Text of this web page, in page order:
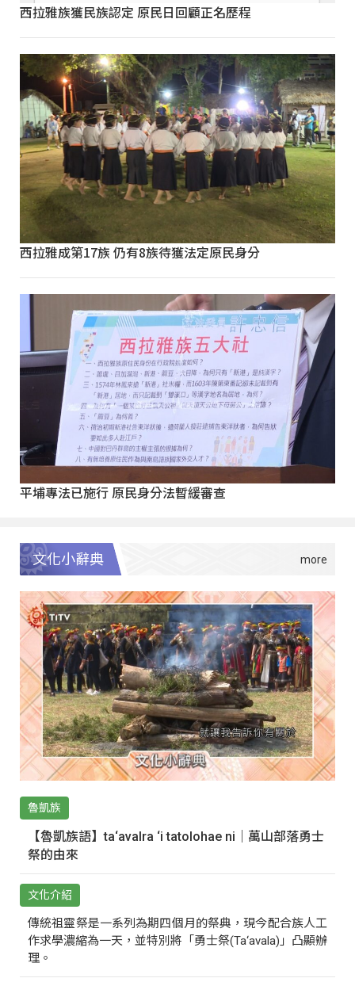
西拉雅族獲民族認定 原民日回顧正名歷程
西拉雅成第17族 仍有8族待獲法定原民身分
平埔專法已施行 原民身分法暫緩審查
文化小辭典
魯凱族
【魯凱族語】ta‘avalra ‘i tatolohae ni｜萬山部落勇士
祭的由來
文化介紹
傳統祖靈祭是一系列為期四個月的祭典，現今配合族人工
作求學濃縮為一天，並特別將「勇士祭(Ta‘avala)」凸顯辦
理。